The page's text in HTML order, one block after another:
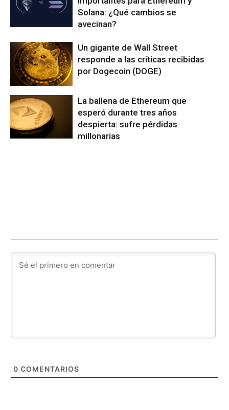
Solana: ¿Qué cambios se
avecinan?
Un gigante de Wall Street
responde a las críticas recibidas
por Dogecoin (DOGE)
La ballena de Ethereum que
esperó durante tres años
despierta: sufre pérdidas
millonarias
0 COMENTARIOS